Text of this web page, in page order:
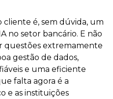
cliente é, sem dúvida, um
no setor bancário. E não
questões extremamente
gestão de dados,
e uma eficiente
falta agora é a
e as instituições